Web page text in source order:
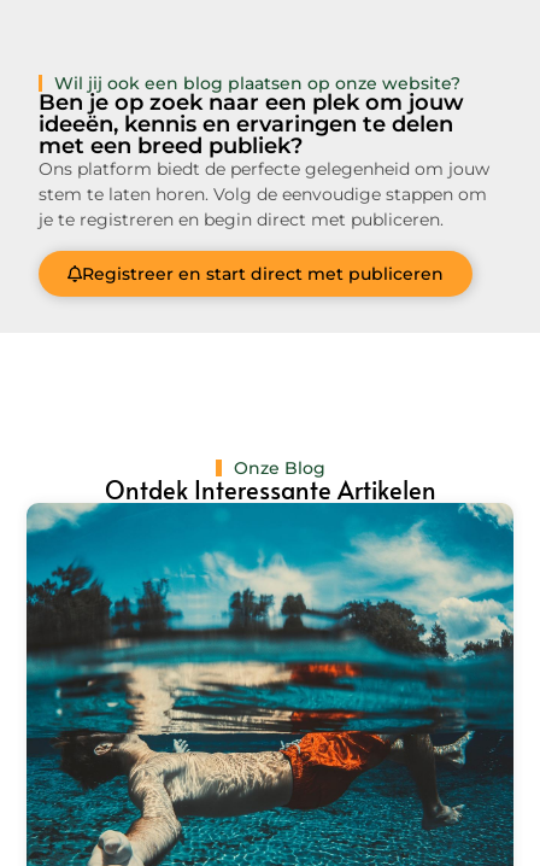
Wil jij ook een blog plaatsen op onze website?
Ben je op zoek naar een plek om jouw
ideeën, kennis en ervaringen te delen
met een breed publiek?
Ons platform biedt de perfecte gelegenheid om jouw
stem te laten horen. Volg de eenvoudige stappen om
je te registreren en begin direct met publiceren.
Registreer en start direct met publiceren
Onze Blog
Ontdek Interessante Artikelen